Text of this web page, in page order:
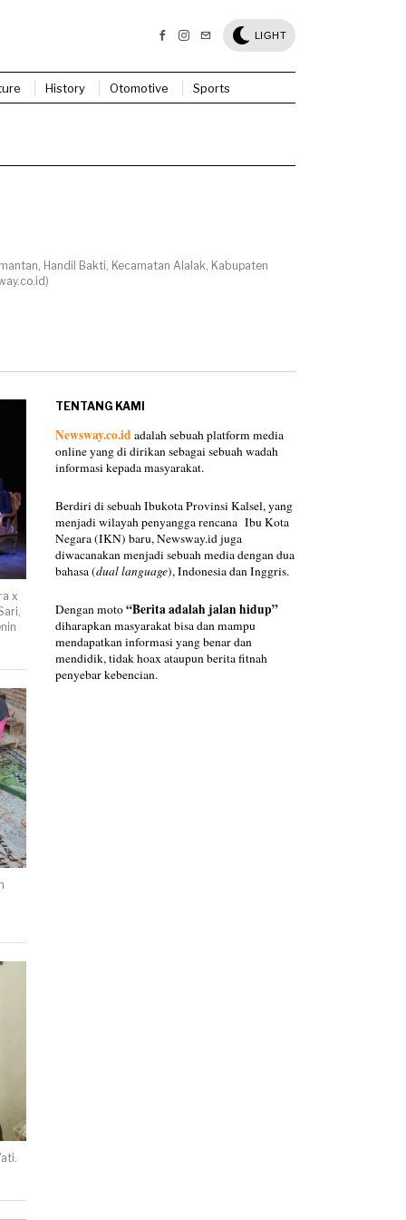
LIGHT
History Otomotive Sports
Handil Bakti, Kecamatan Alalak, Kabupaten
x
TENTANG KAMI
Newsway.co.id adalah sebuah platform media
online yang di dirikan sebagai sebuah wadah
informasi kepada masyarakat.
Berdiri di sebuah Ibukota Provinsi Kalsel, yang
menjadi wilayah penyangga rencana Ibu Kota
Negara (IKN) baru, Newsway.id juga
diwacanakan menjadi sebuah media dengan dua
bahasa (dual language), Indonesia dan Inggris.
Dengan moto“Berita adalah jalan hidup”
diharapkan masyarakat bisa dan mampu
mendapatkan informasi yang benar dan
mendidik, tidak hoax ataupun berita fitnah
penyebar kebencian.